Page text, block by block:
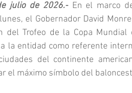
julio de 2026.- En el marco
el Gobernador David
del Trofeo de la Copa Mundial
la entidad como referente
del continente
el máximo símbolo del